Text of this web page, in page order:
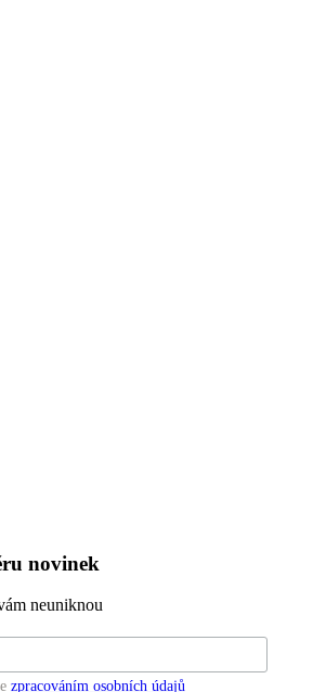
novinek
neuniknou
zpracováním osobních údajů